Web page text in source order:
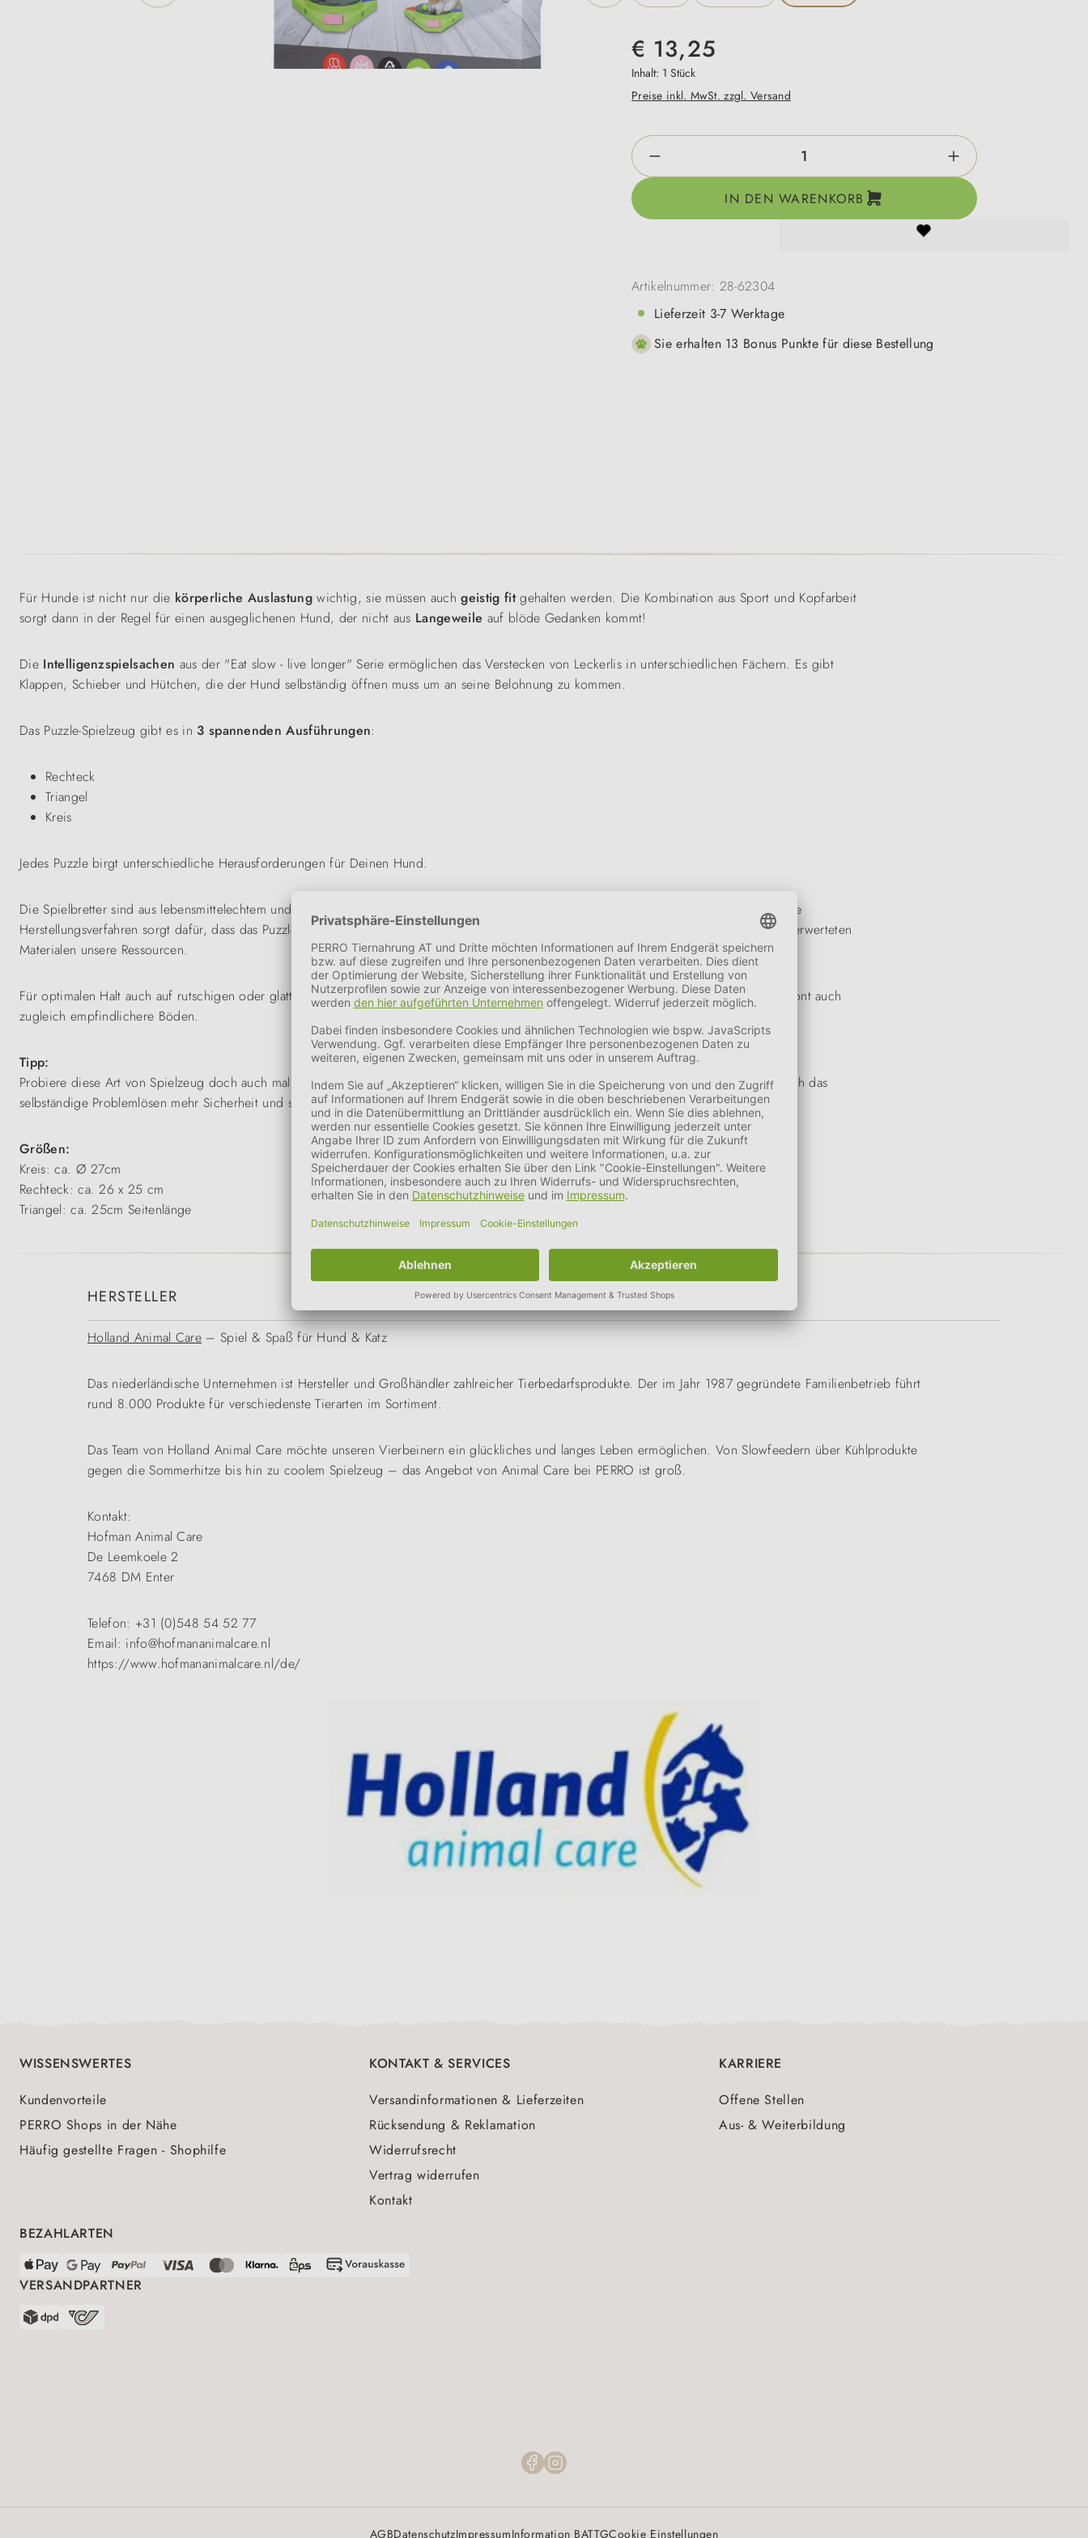
€ 13,25
Inhalt: 1 Stück
Preise inkl. MwSt. zzgl. Versand
Produkt Anzahl: Gib den gewünschten Wert ein oder
IN DEN WARENKORB
Artikelnummer: 28-62304
Lieferzeit 3-7 Werktage
Sie erhalten 13 Bonus Punkte für diese Bestellung
Für Hunde ist nicht nur die körperliche Auslastung wichtig, sie müssen auchgeistig fitgehalten werden. Die Kombination aus Sport und Kopfarbeit
sorgt dann in der Regel für einen ausgeglichenen Hund, der nicht aus Langeweile auf blöde Gedanken kommt!
Die Intelligenzspielsachen aus der "Eat slow - live longer" Serie ermöglichen das Verstecken von Leckerlis in unterschiedlichen Fächern. Es gibt
Klappen, Schieber und Hütchen, die der Hund selbständig öffnen muss um an seine Belohnung zu kommen.
Das Puzzle-Spielzeug gibt es in 3 spannenden Ausführungen:
Rechteck
Triangel
Kreis
Jedes Puzzle birgt unterschiedliche Herausforderungen für Deinen Hund.
Die Spielbretter sind aus lebensmittelechtem und recyceltem Kunststoff in Kombination mit Holzfasern gefertigt. Dieses weltweit einzigartige
Herstellungsverfahren sorgt dafür, dass das Puzzle noch haltbarer und widerstandsfähiger ist. Gleichzeitig schont es aufgrund der wiederverwerteten
Materialen unsere Ressourcen.
Für optimalen Halt auch auf rutschigen oder glatten Böden ist das Schnüffelspiel mit rutschhemmenden Gummifüssen ausgestattet. Das schont auch
zugleich empfindlichere Böden.
Tipp:
Probiere diese Art von Spielzeug doch auch mal bei Deinem ängstlichen oder hyperaktiven Hund aus. Mit der Zeit bekommen Hunde durch das
selbständige Problemlösen mehr Sicherheit und stärken ihre Konzentrationsfähigkeit.
Größen:
Kreis: ca. Ø 27cm
Rechteck: ca. 26 x 25 cm
Triangel: ca. 25cm Seitenlänge
HERSTELLER
Holland Animal Care – Spiel & Spaß für Hund & Katz
Das niederländische Unternehmen ist Hersteller und Großhändler zahlreicher Tierbedarfsprodukte. Der im Jahr 1987 gegründete Familienbetrieb führt
rund 8.000 Produkte für verschiedenste Tierarten im Sortiment.
Das Team von Holland Animal Care möchte unseren Vierbeinern ein glückliches und langes Leben ermöglichen. Von Slowfeedern über Kühlprodukte
gegen die Sommerhitze bis hin zu coolem Spielzeug – das Angebot von Animal Care bei PERRO ist groß.
Kontakt:
Hofman Animal Care
De Leemkoele 2
7468 DM Enter
Telefon: +31 (0)548 54 52 77
Email: info@hofmananimalcare.nl
https://www.hofmananimalcare.nl/de/
WISSENSWERTES
Kundenvorteile
PERRO Shops in der Nähe
Häufig gestellte Fragen - Shophilfe
KONTAKT & SERVICES
Versandinformationen & Lieferzeiten
Rücksendung & Reklamation
Widerrufsrecht
Vertrag widerrufen
Kontakt
KARRIERE
Offene Stellen
Aus- & Weiterbildung
BEZAHLARTEN
VERSANDPARTNER
AGBDatenschutzImpressumInformation BATTGCookie Einstellungen